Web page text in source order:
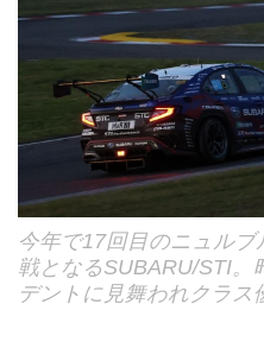
今年で17回目のニュル
戦となるSUBARU/STI。
デントに見舞われクラス